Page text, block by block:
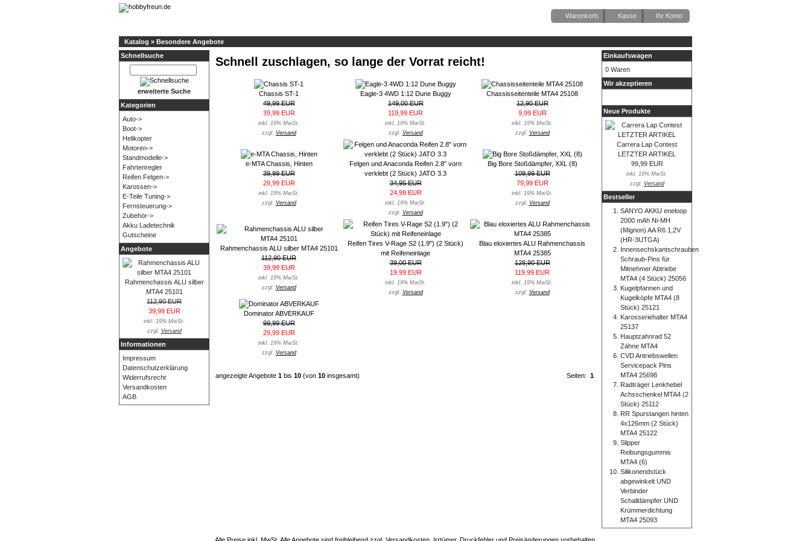
Warenkorb Kasse Ihr Konto
Katalog » Besondere Angebote
Schnell zuschlagen, so lange der Vorrat reicht!
Chassis ST-1
49,99 EUR
39,99 EUR
inkl. 19% MwSt.
zzgl. Versand
Eagle-3 4WD 1:12 Dune Buggy
149,00 EUR
119,99 EUR
inkl. 19% MwSt.
zzgl. Versand
Chassisseitenteile MTA4 25108
12,90 EUR
9,99 EUR
inkl. 19% MwSt.
zzgl. Versand
e-MTA Chassis, Hinten
39,99 EUR
29,99 EUR
inkl. 19% MwSt.
zzgl. Versand
Felgen und Anaconda Reifen 2.8" vorn
verklebt (2 Stück) JATO 3.3
34,95 EUR
24,99 EUR
inkl. 19% MwSt.
zzgl. Versand
Big Bore Stoßdämpfer, XXL (8)
109,99 EUR
79,99 EUR
inkl. 19% MwSt.
zzgl. Versand
Rahmenchassis ALU silber MTA4 25101
112,90 EUR
39,99 EUR
inkl. 19% MwSt.
zzgl. Versand
Reifen Tires V-Rage S2 (1.9") (2 Stück)
mit Reifeneinlage
39,00 EUR
19,99 EUR
inkl. 19% MwSt.
zzgl. Versand
Blau eloxiertes ALU Rahmenchassis
MTA4 25385
128,90 EUR
119,99 EUR
inkl. 19% MwSt.
zzgl. Versand
Dominator ABVERKAUF
99,99 EUR
29,99 EUR
inkl. 19% MwSt.
zzgl. Versand
Seiten: 1
angezeigte Angebote 1 bis 10 (von 10 insgesamt)
Schnellsuche
erweiterte Suche
Kategorien
Auto->
Boot->
Helikopter
Motoren->
Standmodelle->
Fahrtenregler
Reifen Felgen->
Karossen->
E-Teile Tuning->
Fernsteuerung->
Zubehör->
Akku Ladetechnik
Gutscheine
Angebote
Rahmenchassis ALU silber
MTA4 25101
112,90 EUR
39,99 EUR
inkl. 19% MwSt.
zzgl. Versand
Informationen
Impressum
Datenschutzerklärung
Widerrufsrecht
Versandkosten
AGB
Einkaufswagen
0 Waren
Wir akzeptieren
Neue Produkte
Carrera Lap Contest
LETZTER ARTIKEL
99,99 EUR
inkl. 19% MwSt.
zzgl. Versand
Bestseller
SANYO AKKU eneloop
2000 mAh Ni-MH
(Mignon) AA R6 1,2V
(HR-3UTGA)
Innensechskantschrauben
Schraub-Pins für
Mitnehmer Abtriebe
MTA4 (4 Stück) 25056
Kugelpfannen und
Kugelköpfe MTA4 (8
Stück) 25121
Karosseriehalter MTA4
25137
Hauptzahnrad 52
Zähne MTA4
CVD Antriebswellen
Servicepack Pins
MTA4 25698
Radträger Lenkhebel
Achsschenkel MTA4 (2
Stück) 25112
RR Spurstangen hinten
4x126mm (2 Stück)
MTA4 25122
Slipper
Reibungsgummis
MTA4 (6)
Silikonendstück
abgewinkelt UND
Verbinder
Schalldämpfer UND
Krümmerdichtung
MTA4 25093